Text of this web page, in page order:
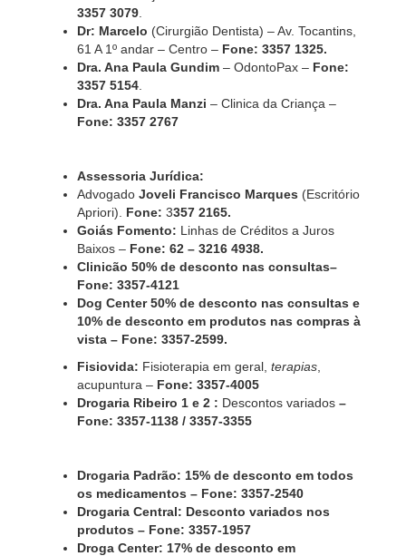
3357 3079
Dr: Marcelo (Cirurgião Dentista) – Av. Tocantins,
61 A 1º andar – Centro – Fone: 3357 1325.
Dra. Ana Paula Gundim – OdontoPax – Fone:
3357 5154
Dra. Ana Paula Manzi – Clinica da Criança –
Fone: 3357 2767
Assessoria Jurídica:
Advogado Joveli Francisco Marques (Escritório
Apriori). Fone: 3357 2165.
Goiás Fomento: Linhas de Créditos a Juros
Baixos – Fone: 62 – 3216 4938.
Clinicão 50% de desconto nas consultas–
Fone: 3357-4121
Dog Center 50% de desconto nas consultas e
10% de desconto em produtos nas compras à
vista – Fone: 3357-2599.
Fisiovida: Fisioterapia em geral, terapias
acupuntura – Fone: 3357-4005
Drogaria Ribeiro 1 e 2 : Descontos variados –
Fone: 3357-1138 / 3357-3355
Drogaria Padrão: 15% de desconto em todos
os medicamentos – Fone: 3357-2540
Drogaria Central: Desconto variados nos
produtos – Fone: 3357-1957
Droga Center: 17% de desconto em